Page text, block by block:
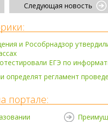
Следующая новость
и Рособрнадзор
ЕГЭ по
определят регламент
портале: